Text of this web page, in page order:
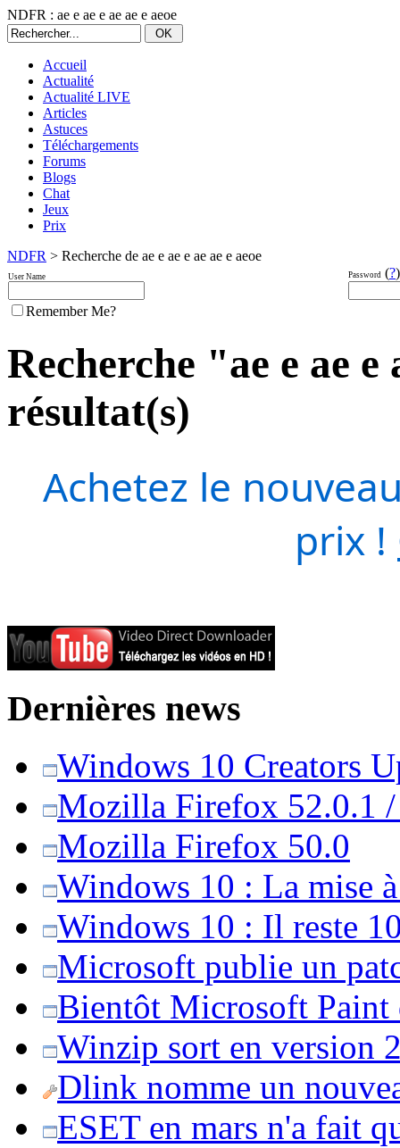
NDFR : ae e ae e ae ae e aeoe
Accueil
Actualité
Actualité LIVE
Articles
Astuces
Téléchargements
Forums
Blogs
Chat
Jeux
Prix
NDFR > Recherche de ae e ae e ae ae e aeoe
User Name Password (?)
Remember Me?
Recherche "ae e ae e
résultat(s)
Achetez le
prix !
Dernières news
Windows 10 Creators
Mozilla Firefox 52.0.1
Mozilla Firefox 50.0
Windows 10 : La mise
Windows 10 : Il reste
Microsoft publie un
Bientôt Microsoft Paint
Winzip sort en version
Dlink nomme un
ESET en mars n'a fait